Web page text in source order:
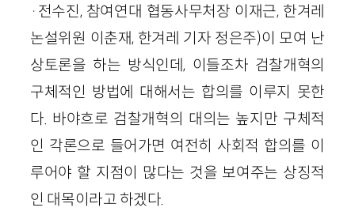
·전수진, 참여연대 협동사무처장 이재근, 한겨레
논설위원 이춘재, 한겨레 기자 정은주)이 모여 난
상토론을 하는 방식인데, 이들조차 검찰개혁의
구체적인 방법에 대해서는 합의를 이루지 못한
다. 바야흐로 검찰개혁의 대의는 높지만 구체적
인 각론으로 들어가면 여전히 사회적 합의를 이
루어야 할 지점이 많다는 것을 보여주는 상징적
인 대목이라고 하겠다.